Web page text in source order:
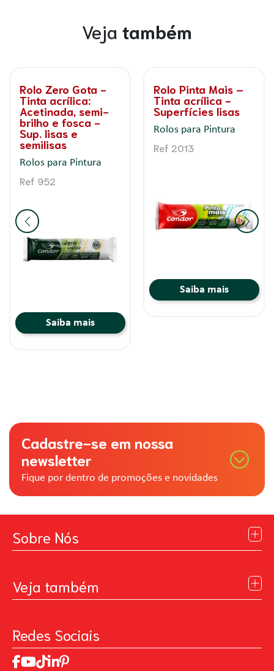
Veja também
Rolo Profissa -
Tinta acrílica
acetinada, semi-
brilho e fosca -
Sup. Rugosas e
Semirrugosas
Rolos para Pintura
Ref 2016 Refil
Saiba mais
Minirrolo
Profissional Finox -
Epóxi, resinas,
esmaltes, verniz,
acrílicas e
industriais. - Sup.
lisas
Cadastre-se em nossa
newsletter
Fique por dentro de promoções e novidades
Sobre Nós
Contato
Trabalhe Conosco
Relatório de Sustentabilidade 2025
Veja também
MasterChef
Art Of Love
Redes Sociais